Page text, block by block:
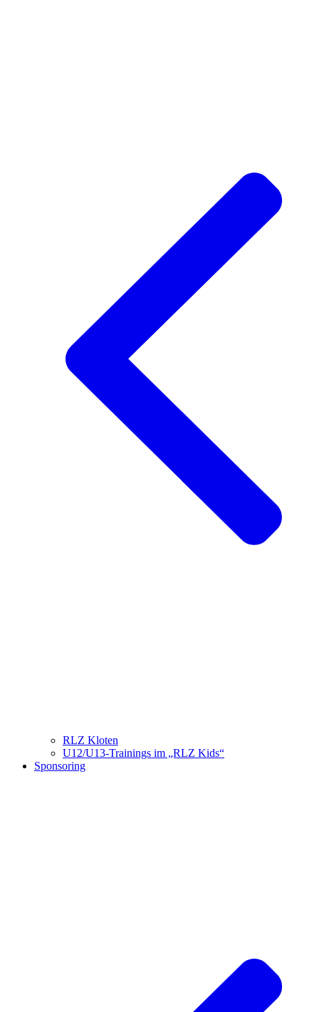
RLZ Kloten
U12/U13-Trainings im „RLZ Kids“
Sponsoring